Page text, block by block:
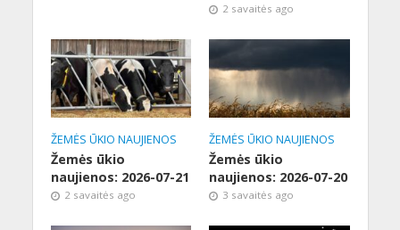
2 savaitės ago
ŽEMĖS ŪKIO NAUJIENOS
Žemės ūkio
naujienos: 2026-07-21
2 savaitės ago
ŽEMĖS ŪKIO NAUJIENOS
Žemės ūkio
naujienos: 2026-07-20
3 savaitės ago